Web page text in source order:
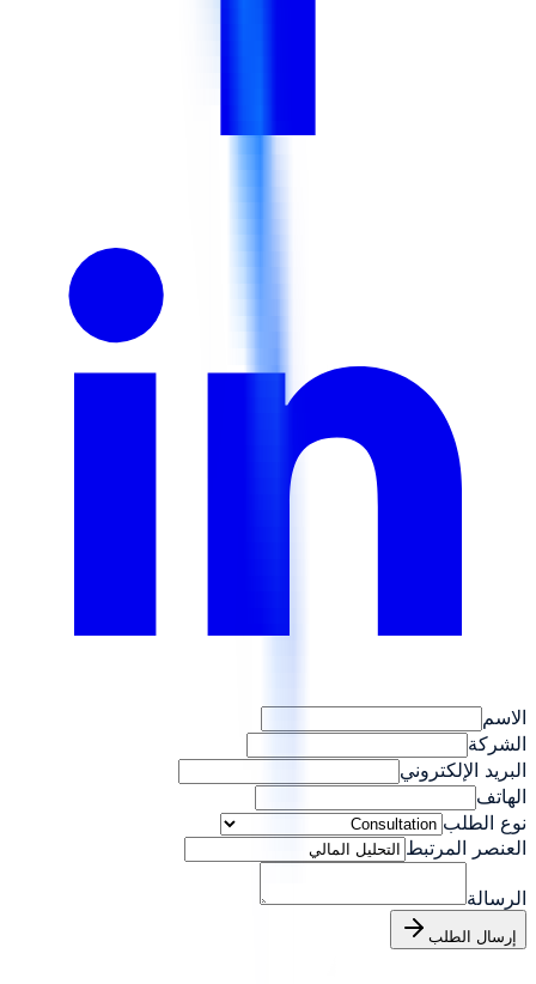
الاسم
الشركة
البريد الإلكتروني
الهاتف
نوع الطلب
العنصر المرتبط
الرسالة
إرسال الطلب